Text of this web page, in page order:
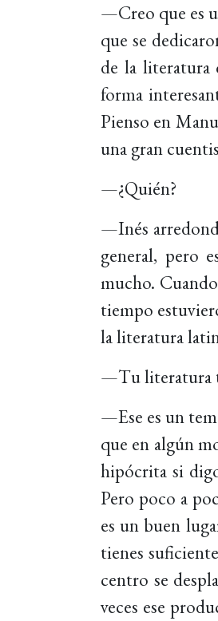
—Creo que es
que se
de la literatura
forma
Pienso en
una gran
—¿Quién?
—Inés
general, pero
mucho.
tiempo
la literatura
—Tu literatura
—Ese es un
que en algún
hipócrita si
Pero poco a
es un buen
tienes
centro se
veces ese